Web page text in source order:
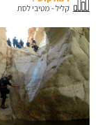
קליל - מטיבי לסת